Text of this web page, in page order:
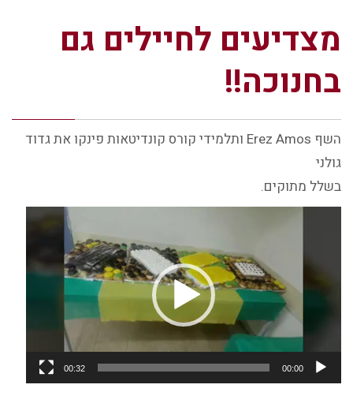
מצדיעים לחיילים גם
בחנוכה!!
השף Erez Amos ותלמידי קורס קונדיטאות פינקו את גדוד
גולני
בשלל מתוקים.
00:00
00:32